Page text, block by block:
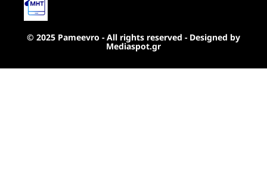
© 2025 Pameevro - All rights reserved - Designed by
Mediaspot.gr